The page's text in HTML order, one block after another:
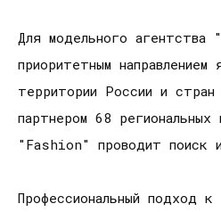
Для модельного
приоритетным
территории России и
партнером 68 региональных
"Fashion" проводит поиск
Профессиональный подход к